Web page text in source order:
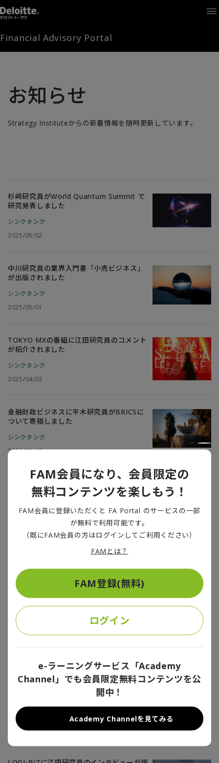
Home
Times
Channel
Library
お問い合わせ
ログイン FAM会員登録
Financial Advisory Portal
お知らせ
Strategy Instituteからの新着情報を随時更新しています。
杉﨑研究員がWorld Quantum Summit で
研究発表しました
シンクタンク
2025/05/02
中川研究員の業界入門書「小売ビジネス」
が出版されました
シンクタンク
2025/05/01
TOKYO MXの番組に江田研究員のコメント
が紹介されました
シンクタンク
2025/04/03
金融財政ビジネスに平木研究員がBRICSに
ついて寄稿しました
シンクタンク
2025/03/17
デロイト トーマツ戦略研究所設立に関する
お知らせを発信しました
シンクタンク
月刊ロジスティクス・ビジネスに江田研究
シンクタンク
2025/03/10
金融財政ビジネスに江田、若菜研究員が中
堅企業政策について寄稿しました
2025/02/27
EnterpriseZineに小林研究員の生成AIに関
するインタビュー記事が掲載されました
2025/02/26
FAM会員になり、会員限定の
無料コンテンツを楽しもう！
FAM会員に登録いただくと FA Portal のサービスの一部
が無料で利用可能です。
（既にFAM会員の方はログインしてご利用ください）
FAMとは？
FAM登録(無料)
ログイン
e-ラーニングサービス「Academy
Channel」でも会員限定無料コンテンツを公
開中！
Academy Channelを見てみる